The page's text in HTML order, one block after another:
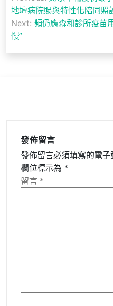
章
導
覽
地壇病院賜與特性化陪同照
Next: 頻仍應森和診所疫苗
慢”
發佈留言
發佈留言必須填寫的電子
欄位標示為 *
留言 *